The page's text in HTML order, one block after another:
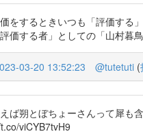
をするときいつも「評価する
評価する者」としての「山村
03-20 13:52:23 @tutetuti (
ば朔とぼちょーさんって犀
viCYB7tvH9